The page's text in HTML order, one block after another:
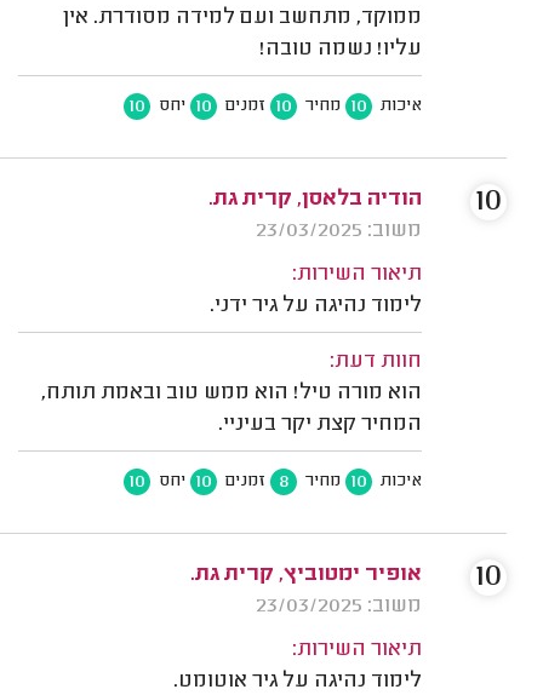
ממוקד, מתחשב ועם למידה מסודרת. אין
עליו! נשמה טובה!
איכות 10 מחיר 10 זמנים 10 יחס 10
הודיה בלאסן, קרית גת.
משוב: 23/03/2025
תיאור השירות:
לימוד נהיגה על גיר ידני.
חוות דעת:
הוא מורה טיל! הוא ממש טוב ובאמת תותח,
המחיר קצת יקר בעיניי.
איכות 10 מחיר 8 זמנים 10 יחס 10
10
אופיר ימטוביץ, קרית גת.
משוב: 23/03/2025
תיאור השירות:
לימוד נהיגה על גיר אוטומט.
10